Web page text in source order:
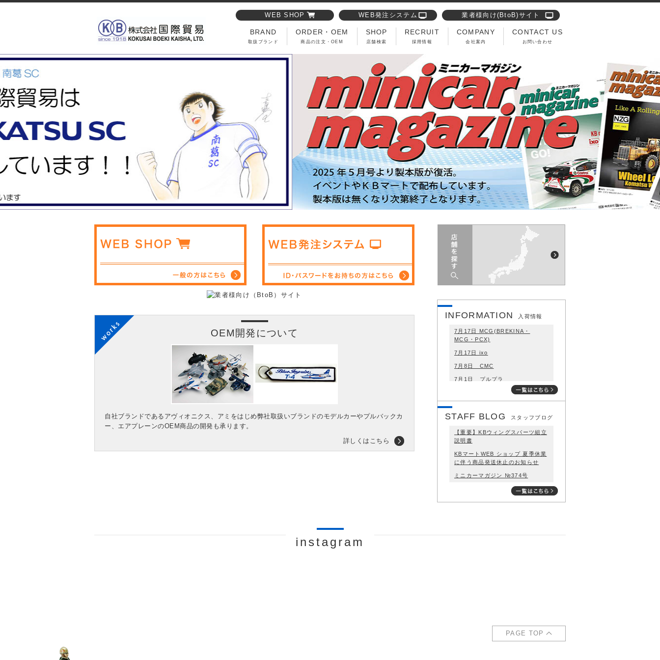
WEB SHOP WEB発注システム 業者様向け(BtoB)サイト
BRAND
取扱ブランド
ORDER・OEM
商品の注文・OEM
SHOP
店舗検索
RECRUIT
採用情報
COMPANY
会社案内
CONTACT US
お問い合わせ
OEM開発について
自社ブランドであるアヴィオニクス、アミをはじめ弊社取扱いブランドのモデルカーやプルバックカ
ー、エアプレーンのOEM商品の開発も承ります。
詳しくはこちら
INFORMATION 入荷情報
7月17日 MCG(BREKINA・
MCG・PCX)
7月17日 ixo
7月8日 CMC
7月1日 プルプラ
STAFF BLOG スタッフブログ
【重要】KBウィングスパーツ組立
説明書
KBマートWEB ショップ 夏季休業
に伴う商品発送休止のお知らせ
ミニカーマガジン №374号
ガレージセール開催のご案内
ミニカーマガジン №373号
instagram
PAGE TOP